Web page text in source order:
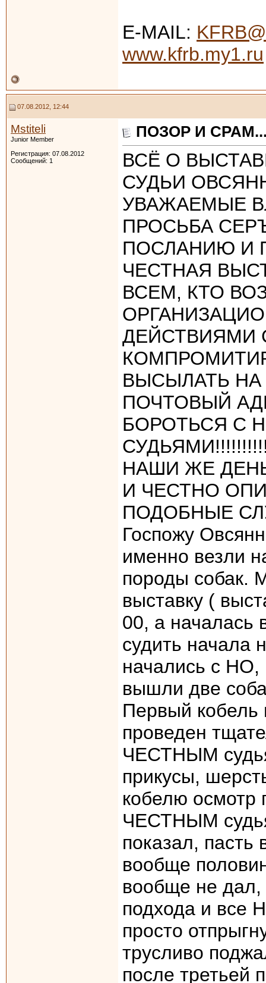
E-MAIL:
www.kfrb.my1.ru
07.08.2012, 12:44
Mstiteli
Junior Member
Регистрация: 07.08.2012
Сообщений: 1
ПОЗОР И
ВСЁ О
СУДЬИ
УВАЖАЕМЫЕ
ПРОСЬБА
ПОСЛАНИЮ И
ЧЕСТНАЯ
ВСЕМ, КТО
ДЕЙСТВИЯМИ
ВЫСЫЛАТЬ
ПОЧТОВЫЙ
БОРОТЬСЯ С
НАШИ ЖЕ
И ЧЕСТНО
ПОДОБНЫЕ
Госпожу
именно везли
породы собак.
выставку (
00, а началась
судить начала
начались с НО,
вышли две
Первый кобель
проведен
ЧЕСТНЫМ
прикусы,
кобелю осмотр
ЧЕСТНЫМ
показал,
вообще
вообще не дал,
подхода и все
просто
трусливо
после третьей